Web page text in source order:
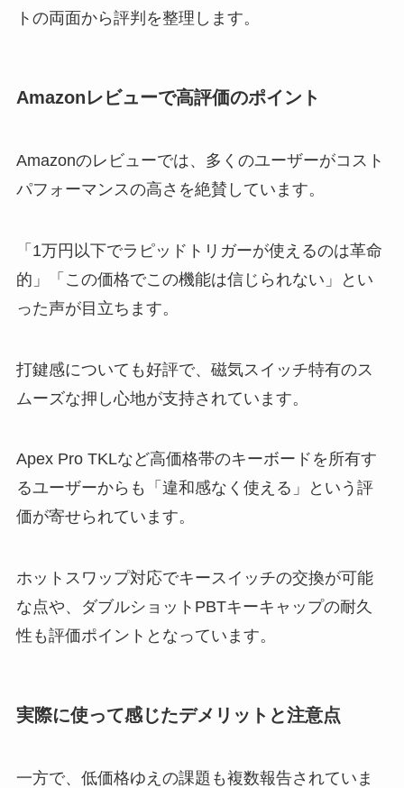
トの両面から評判を整理します。
Amazonレビューで高評価のポイント
Amazonのレビューでは、多くのユーザーがコスト
パフォーマンスの高さを絶賛しています。
「1万円以下でラピッドトリガーが使えるのは革命
的」「この価格でこの機能は信じられない」とい
った声が目立ちます。
打鍵感についても好評で、磁気スイッチ特有のス
ムーズな押し心地が支持されています。
Apex Pro TKLなど高価格帯のキーボードを所有す
るユーザーからも「違和感なく使える」という評
価が寄せられています。
ホットスワップ対応でキースイッチの交換が可能
な点や、ダブルショットPBTキーキャップの耐久
性も評価ポイントとなっています。
実際に使って感じたデメリットと注意点
一方で、低価格ゆえの課題も複数報告されていま